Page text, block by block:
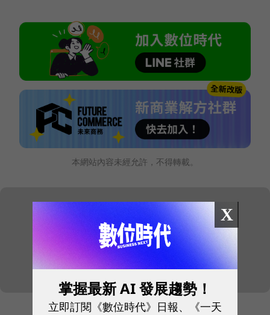
本網站內容未經允許，不得轉載。
X
掌握最新 AI 發展趨勢！
立即訂閱《數位時代》日報、《一天